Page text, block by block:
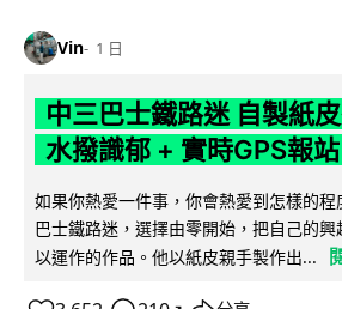
Vin 1 日
中三巴士鐵路迷 自製紙
水撥識郁 + 實時GPS報站
如果你熱愛一件事，你會熱愛到怎樣的
巴士鐵路迷，選擇由零開始，把自己的
以運作的作品。他以紙皮親手製作出...